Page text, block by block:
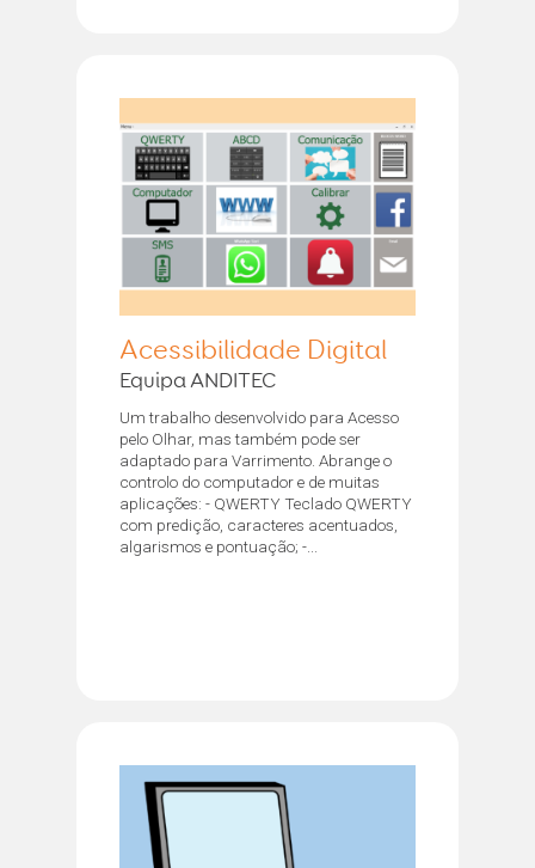
Acessibilidade Digital
Equipa ANDITEC
Um trabalho desenvolvido para Acesso
pelo Olhar, mas também pode ser
adaptado para Varrimento. Abrange o
controlo do computador e de muitas
aplicações: - QWERTY Teclado QWERTY
com predição, caracteres acentuados,
algarismos e pontuação; -...